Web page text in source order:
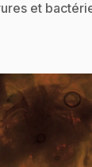
et